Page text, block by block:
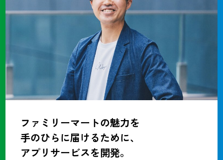
ファミリーマートの魅力を
手のひらに届けるために、
アプリサービスを開発。